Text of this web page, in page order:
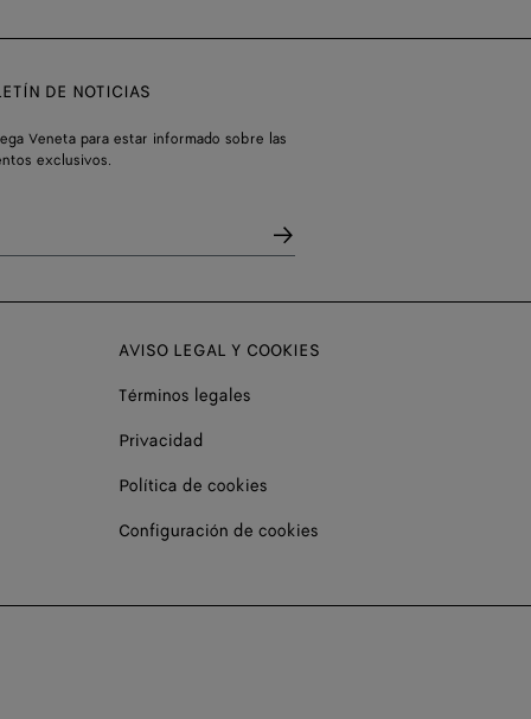
DE NOTICIAS
Veneta para estar informado sobre las
exclusivos.
AVISO LEGAL Y COOKIES
Términos legales
Privacidad
Política de cookies
Configuración de cookies